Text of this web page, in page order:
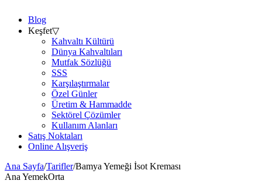
Blog
Keşfet▽
Kahvaltı Kültürü
Dünya Kahvaltıları
Mutfak Sözlüğü
SSS
Karşılaştırmalar
Özel Günler
Üretim & Hammadde
Sektörel Çözümler
Kullanım Alanları
Satış Noktaları
Online Alışveriş
Ana Sayfa/Tarifler/Bamya Yemeği İsot Kreması
Ana YemekOrta